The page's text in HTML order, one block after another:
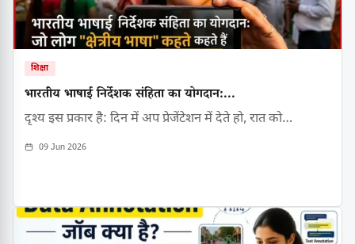
शिक्षा
भारतीय भाषाई निर्देशक संहिता का योगदान:...
दृश्य इस प्रकार है: दिन में अप प्रेजेंटेशन में देते हो, रात को…
09 Jun 2026